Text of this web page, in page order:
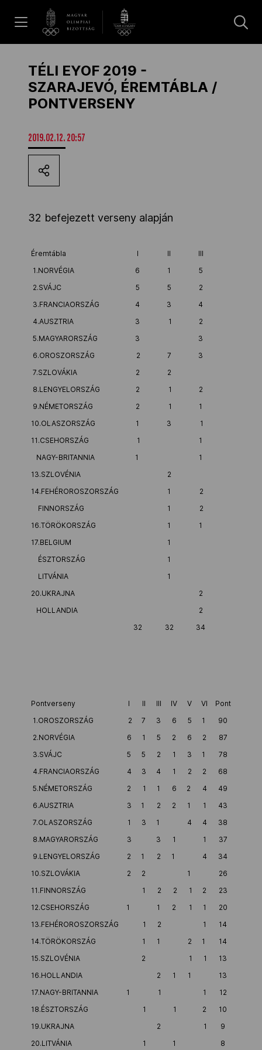
Hírek
Galéria
Dakar 2026
Kettőskarrier-program
NOB
Társszervezetek
OVEP
Adatbank
TÉLI EYOF 2019 -
SZARAJEVÓ, ÉREMTÁBLA /
PONTVERSENY
2019.02.12. 20:57
32 befejezett verseny alapján
Éremtábla I II
III
1.NORVÉGIA
6 1
5
2.SVÁJC
5 5
2
3.FRANCIAORSZÁG
4 3
4
4.AUSZTRIA
3 1
2
5.MAGYARORSZÁG
3
3
6.OROSZORSZÁG
2 7
3
7.SZLOVÁKIA
2
2
8.LENGYELORSZÁG
2 1
2
9.NÉMETORSZÁG
2 1
1
10.OLASZORSZÁG
1 3
1
11.CSEHORSZÁG
1
1
NAGY-BRITANNIA
1
1
13.SZLOVÉNIA
2
14.FEHÉROROSZORSZÁG
1
2
FINNORSZÁG
1
2
16.TÖRÖKORSZÁG
1
1
17.BELGIUM
1
ÉSZTORSZÁG
1
LITVÁNIA
1
20.UKRAJNA
2
HOLLANDIA
2
32
32 34
Pontverseny I II III IV V VI
Pont
1.OROSZORSZÁG
2 7 3 6 5 1
90
2.NORVÉGIA
6 1 5 2 6 2
87
3.SVÁJC
5 5 2 1 3 1
78
4.FRANCIAORSZÁG
4 3 4 1 2 2
68
5.NÉMETORSZÁG
2 1 1 6 2 4
49
6.AUSZTRIA
3 1 2 2 1 1
43
7.OLASZORSZÁG
1 3 1 4 4
38
8.MAGYARORSZÁG
3 3 1 1
37
9.LENGYELORSZÁG
2 1 2 1 4
34
10.SZLOVÁKIA
2 2 1
26
11.FINNORSZÁG
1 2 2 1 2
23
12.CSEHORSZÁG
1 1 2 1 1
20
13.FEHÉROROSZORSZÁG
1 2 1
14
14.TÖRÖKORSZÁG
1 1 2 1
14
15.SZLOVÉNIA
2 1 1
13
16.HOLLANDIA
2 1 1
13
17.NAGY-BRITANNIA
1 1 1
12
18.ÉSZTORSZÁG
1 1 2
10
19.UKRAJNA
2 1
9
20.LITVÁNIA
1 1 8